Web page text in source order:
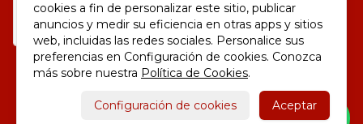
Powered by
cookies a fin de personalizar este sitio, publicar
anuncios y medir su eficiencia en otras apps y sitios
web, incluidas las redes sociales. Personalice sus
preferencias en Configuración de cookies. Conozca
más sobre nuestra Política de Cookies.
Configuración de cookies Aceptar